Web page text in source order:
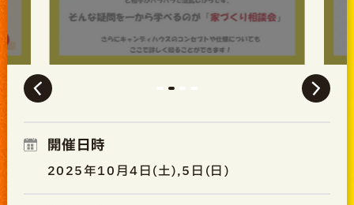
開催日時
2025年10月4日(土),5日(日)